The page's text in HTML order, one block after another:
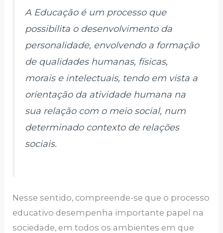
A Educação é um processo que
possibilita o desenvolvimento da
personalidade, envolvendo a formação
de qualidades humanas, físicas,
morais e intelectuais, tendo em vista a
orientação da atividade humana na
sua relação com o meio social, num
determinado contexto de relações
sociais.
Nesse sentido, compreende-se que o processo
educativo desempenha importante papel na
sociedade, em todos os ambientes em que